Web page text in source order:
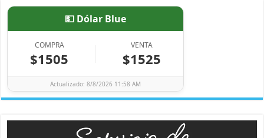
💵 Dólar Blue
COMPRA
$1505
VENTA
$1525
Actualizado: 8/8/2026 11:58 AM